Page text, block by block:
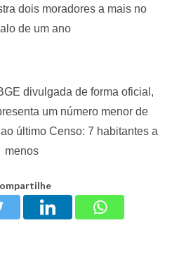
dois moradores a mais no
de um ano
divulgada de forma oficial,
um número menor de
último Censo: 7 habitantes a
menos